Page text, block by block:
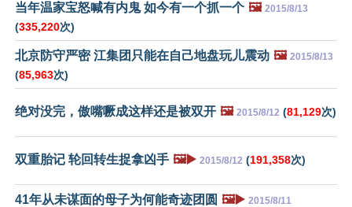
当年温家宝怒喊有内鬼 如今有一个抓一个 🖼️ 2015/8/13
(335,220次)
北京防守严密 江集团只能在自己地盘玩儿震动 🖼️ 2015/8/13
(85,963次)
绝对没完，傲嘴噘成这样还是被双开 🖼️ 2015/8/12 (81,129次)
双重胎记 轮回转生捉拿凶手 🖼️▶️ 2015/8/12 (191,358次)
41年从未谋面的母子为何能奇迹团圆 🖼️▶️ 2015/8/11